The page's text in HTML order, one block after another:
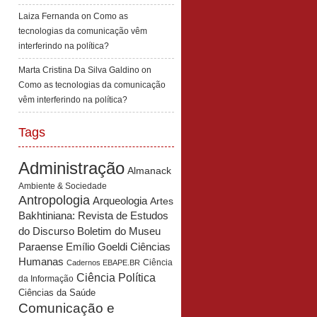
Laiza Fernanda on Como as
tecnologias da comunicação vêm
interferindo na política?
Marta Cristina Da Silva Galdino on
Como as tecnologias da comunicação
vêm interferindo na política?
Tags
Administração Almanack
Ambiente & Sociedade
Antropologia Arqueologia Artes
Bakhtiniana: Revista de Estudos
do Discurso Boletim do Museu
Paraense Emílio Goeldi Ciências
Humanas Cadernos EBAPE.BR Ciência
da Informação Ciência Política
Ciências da Saúde
Comunicação e